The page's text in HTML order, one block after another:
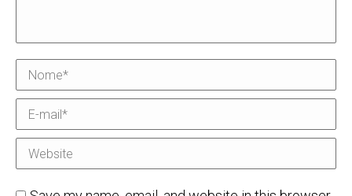
Nome *
E-mail *
Website